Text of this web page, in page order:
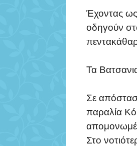
Έχοντας
οδηγούν
Τα
Σε
παραλία
Στο